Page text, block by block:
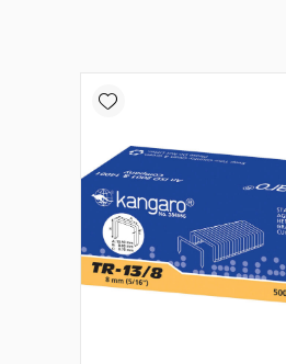
Add wishlist